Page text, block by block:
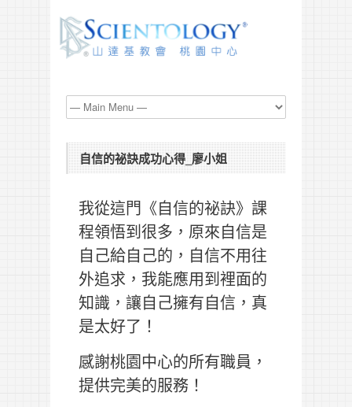
自信的祕訣成功心得_廖小姐
我從這門《自信的祕訣》課
程領悟到很多，原來自信是
自己給自己的，自信不用往
外追求，我能應用到裡面的
知識，讓自己擁有自信，真
是太好了！
感謝桃園中心的所有職員，
提供完美的服務！